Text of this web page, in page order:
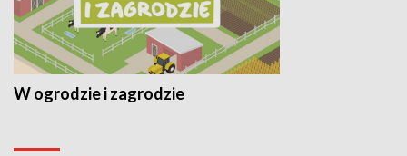
W ogrodzie i zagrodzie